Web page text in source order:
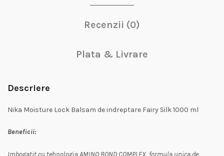
Recenzii (0)
Plata & Livrare
Descriere
Nika Moisture Lock Balsam de indreptare Fairy Silk 1000 ml
Beneficii:
Imbogatit cu tehnologia AMINO BOND COMPLEX, formula unica de